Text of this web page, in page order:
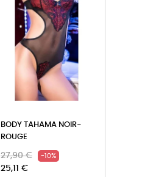
BODY TAHAMA NOIR-
ROUGE
27,90 € -10%
25,11 €